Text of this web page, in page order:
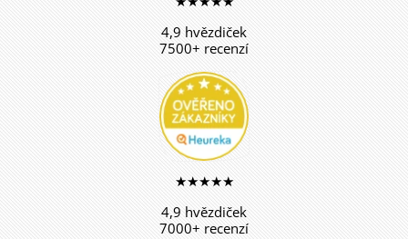
4,9 hvězdiček
7500+ recenzí
★★★★★
4,9 hvězdiček
7000+ recenzí